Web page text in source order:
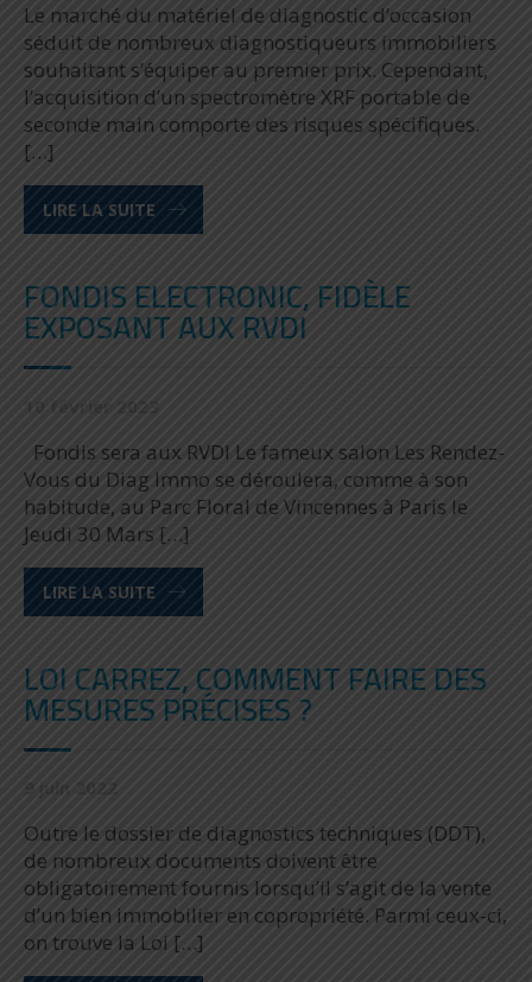
Le marché du matériel de diagnostic d’occasion
séduit de nombreux diagnostiqueurs immobiliers
souhaitant s’équiper au premier prix. Cependant,
l’acquisition d’un spectromètre XRF portable de
seconde main comporte des risques spécifiques.
[…]
LIRE LA SUITE
FONDIS ELECTRONIC, FIDÈLE
EXPOSANT AUX RVDI
Fondis sera aux RVDI Le fameux salon Les Rendez-
Vous du Diag Immo se déroulera, comme à son
habitude, au Parc Floral de Vincennes à Paris le
Jeudi 30 Mars […]
LIRE LA SUITE
LOI CARREZ, COMMENT FAIRE DES
MESURES PRÉCISES ?
Outre le dossier de diagnostics techniques (DDT),
de nombreux documents doivent être
obligatoirement fournis lorsqu’il s’agit de la vente
d’un bien immobilier en copropriété. Parmi ceux-ci,
on trouve la Loi […]